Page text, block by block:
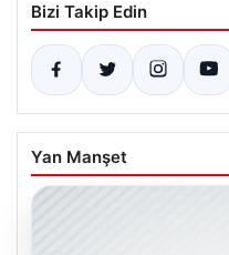
Bizi Takip Edin
Yan Manşet